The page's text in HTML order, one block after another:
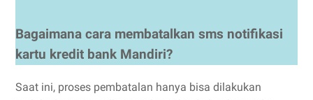
Bagaimana cara membatalkan sms notifikasi
kartu kredit bank Mandiri?
Saat ini, proses pembatalan hanya bisa dilakukan